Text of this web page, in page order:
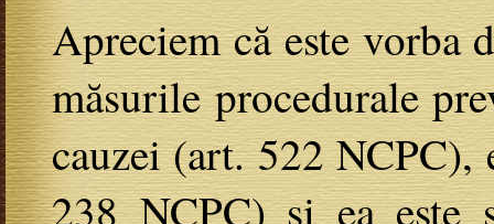
Apreciem că este vorba
măsurile procedurale
cauzei (art. 522
238 NCPC) și ea este